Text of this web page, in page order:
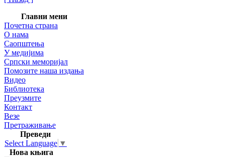
Главни мени
Почетна страна
О нама
Саопштења
У медијима
Српски меморијал
Помозите наша издања
Видео
Библиотека
Преузмите
Контакт
Везе
Претраживање
Преведи
Select Language ▼
Нова књига